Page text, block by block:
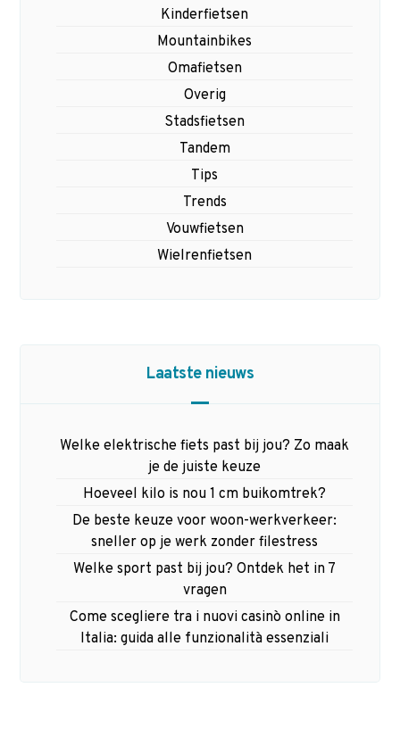
Kinderfietsen
Mountainbikes
Omafietsen
Overig
Stadsfietsen
Tandem
Tips
Trends
Vouwfietsen
Wielrenfietsen
Laatste nieuws
Welke elektrische fiets past bij jou? Zo maak
je de juiste keuze
Hoeveel kilo is nou 1 cm buikomtrek?
De beste keuze voor woon-werkverkeer:
sneller op je werk zonder filestress
Welke sport past bij jou? Ontdek het in 7
vragen
Come scegliere tra i nuovi casinò online in
Italia: guida alle funzionalità essenziali